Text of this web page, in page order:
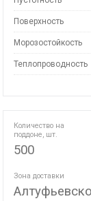
Поверхность
Морозостойкость
Теплопроводность
Количество на
поддоне, шт.
500
Зона доставки